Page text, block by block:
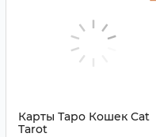
Карты Таро Кошек Cat
Tarot